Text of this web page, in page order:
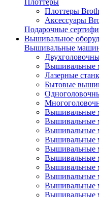
Плоттеры
Плоттеры
Аксессуары
Подарочные
Вышивальное
Вышивальные
Вышивальные
Лазерные
Бытовые
Вышивальные
Вышивальные
Вышивальные
Вышивальные
Вышивальные
Вышивальные
Вышивальные
Вышивальные
Вышивальные
Вышивальные